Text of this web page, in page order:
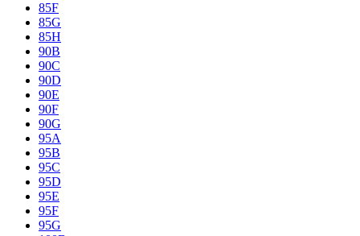
85F
85G
85H
90B
90C
90D
90E
90F
90G
95A
95B
95C
95D
95E
95F
95G